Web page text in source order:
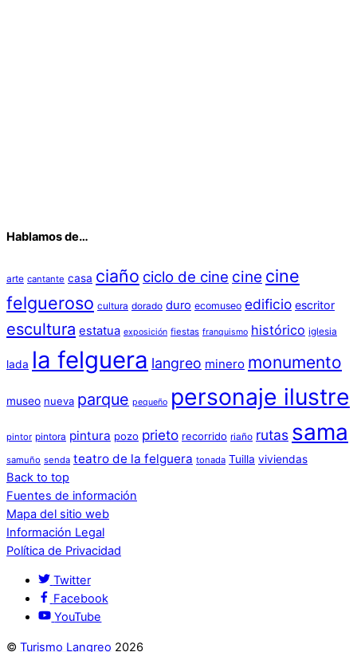
Hablamos de…
arte cantante casa ciaño ciclo de cine cine cine
felgueroso cultura dorado duro ecomuseo edificio escritor
escultura estatua exposición fiestas franquismo histórico iglesia
lada la felguera langreo minero monumento
museo nueva parque pequeño personaje ilustre
pintor pintora pintura pozo prieto recorrido riaño rutas sama
samuño senda teatro de la felguera tonada Tuilla viviendas
Back to top
Fuentes de información
Mapa del sitio web
Información Legal
Política de Privacidad
Twitter
Facebook
YouTube
© Turismo Langreo 2026